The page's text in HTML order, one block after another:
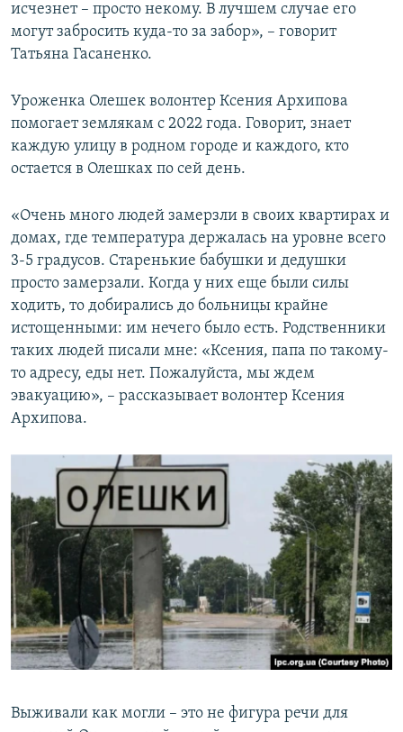
исчезнет – просто некому. В лучшем случае его
могут забросить куда-то за забор», – говорит
Татьяна Гасаненко.
Уроженка Олешек волонтер Ксения Архипова
помогает землякам с 2022 года. Говорит, знает
каждую улицу в родном городе и каждого, кто
остается в Олешках по сей день.
«Очень много людей замерзли в своих квартирах и
домах, где температура держалась на уровне всего
3-5 градусов. Старенькие бабушки и дедушки
просто замерзали. Когда у них еще были силы
ходить, то добирались до больницы крайне
истощенными: им нечего было есть. Родственники
таких людей писали мне: «Ксения, папа по такому-
то адресу, еды нет. Пожалуйста, мы ждем
эвакуацию», – рассказывает волонтер Ксения
Архипова.
Выживали как могли – это не фигура речи для